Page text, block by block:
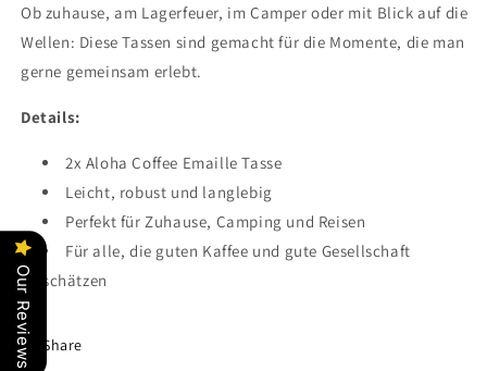
Ob zuhause, am Lagerfeuer, im Camper oder mit Blick auf die
Wellen: Diese Tassen sind gemacht für die Momente, die man
gerne gemeinsam erlebt.
Details:
2x Aloha Coffee Emaille Tasse
Leicht, robust und langlebig
Perfekt für Zuhause, Camping und Reisen
Für alle, die guten Kaffee und gute Gesellschaft
schätzen
Share
Our Reviews